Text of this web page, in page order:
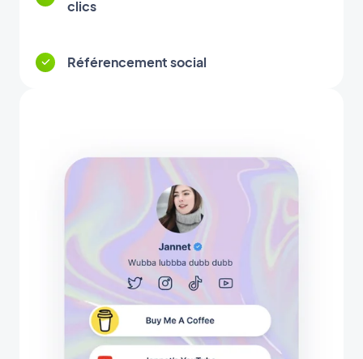
clics
Référencement social